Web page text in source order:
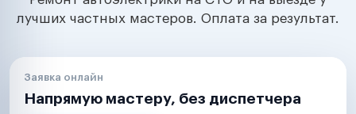
лучших частных мастеров. Оплата за результат.
Заявка онлайн
Напрямую мастеру, без диспетчера